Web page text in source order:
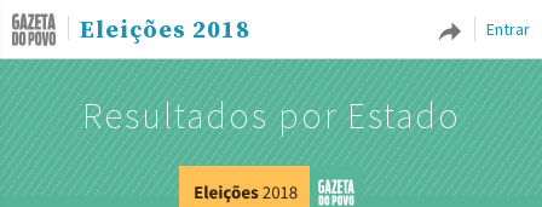
Entrar
Eleições 2018
Resultados por Estado